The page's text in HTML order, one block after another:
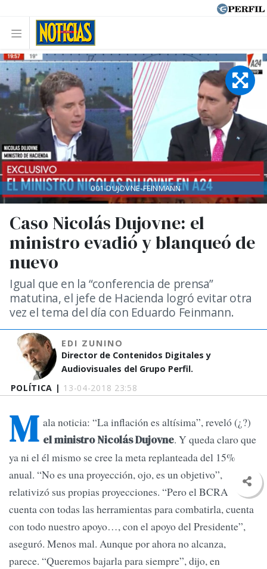
POLÍTICA | 13-04-2018 23:58
Caso Nicolás Dujovne: el
ministro evadió y blanqueó de
nuevo
Igual que en la “conferencia de prensa”
matutina, el jefe de Hacienda logró evitar otra
vez el tema del día con Eduardo Feinmann.
EDI ZUNINO
Director de Contenidos Digitales y
Audiovisuales del Grupo Perfil.
001-DUJOVNE-FEINMANN
M ala noticia: “La inflación es altísima”, reveló (¿?)
el ministro Nicolás Dujovne. Y queda claro que
ya ni el él mismo se cree la meta replanteada del 15%
anual. “No es una proyección, ojo, es un objetivo”,
relativizó sus propias proyecciones. “Pero el BCRA
cuenta con todas las herramientas para combatirla, cuenta
con todo nuestro apoyo…, con el apoyo del Presidente”,
aseguró. Menos mal. Aunque por ahora no alcanza,
parece. “Queremos bajarla para siempre”, dijo, en